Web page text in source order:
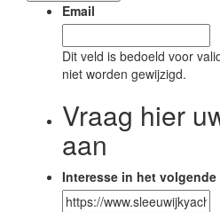
Email
Dit veld is bedoeld voor
niet worden gewijzigd.
Vraag hier
aan
Interesse in het